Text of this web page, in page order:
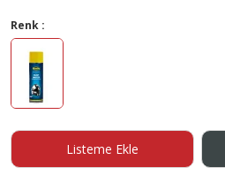
Renk :
Listeme Ekle